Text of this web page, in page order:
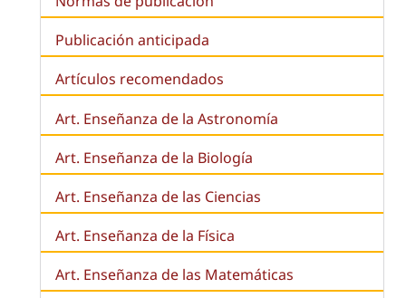
Publicación anticipada
Artículos recomendados
Art. Enseñanza de la Astronomía
Art. Enseñanza de la Biología
Art. Enseñanza de las Ciencias
Art. Enseñanza de la Física
Art. Enseñanza de las Matemáticas